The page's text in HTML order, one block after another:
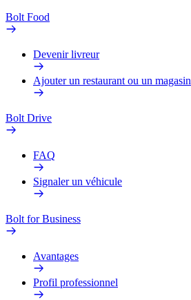
Bolt Food
Devenir livreur
Ajouter un restaurant ou un magasin
Bolt Drive
FAQ
Signaler un véhicule
Bolt for Business
Avantages
Profil professionnel